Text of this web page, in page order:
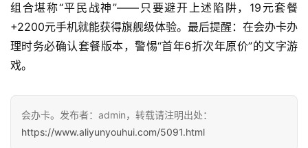
组合堪称“平民战神”——只要避开上述陷阱，19元套餐
+2200元手机就能获得旗舰级体验。最后提醒：在会办卡办
理时务必确认套餐版本，警惕“首年6折次年原价”的文字游
戏。
会办卡。发布者：admin，转载请注明出处：
https://www.aliyunyouhui.com/5091.html